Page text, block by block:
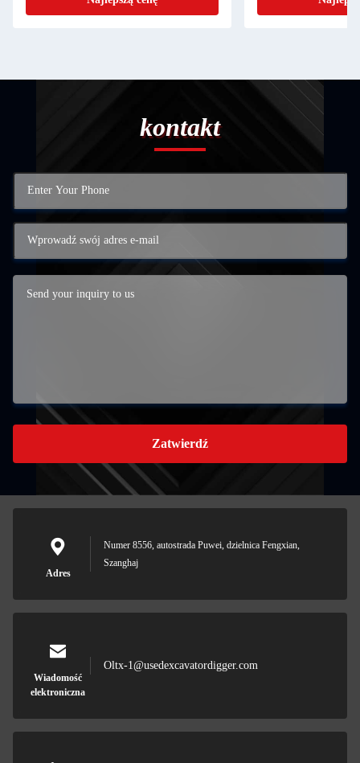
kontakt
Zatwierdź
Adres
Numer 8556, autostrada Puwei, dzielnica Fengxian,
Szanghaj
Wiadomość
elektroniczna
Oltx-1@usedexcavatordigger.com